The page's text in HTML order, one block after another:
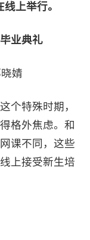
上举行。
业典礼
婧
特殊时期，
格外焦虑。和
课不同，这些
上接受新生培